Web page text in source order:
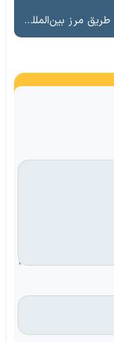
منطقه آزاد ماکو وارد میهن شدند